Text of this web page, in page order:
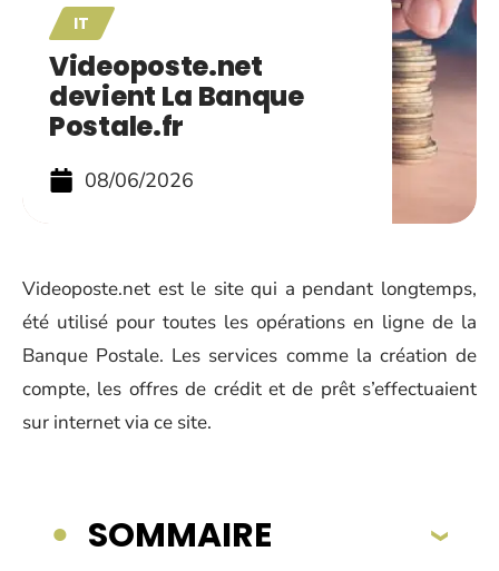
IT
Videoposte.net
devient La Banque
Postale.fr
08/06/2026
Videoposte.net est le site qui a pendant longtemps,
été utilisé pour toutes les opérations en ligne de la
Banque Postale. Les services comme la création de
compte, les offres de crédit et de prêt s’effectuaient
sur internet via ce site.
SOMMAIRE